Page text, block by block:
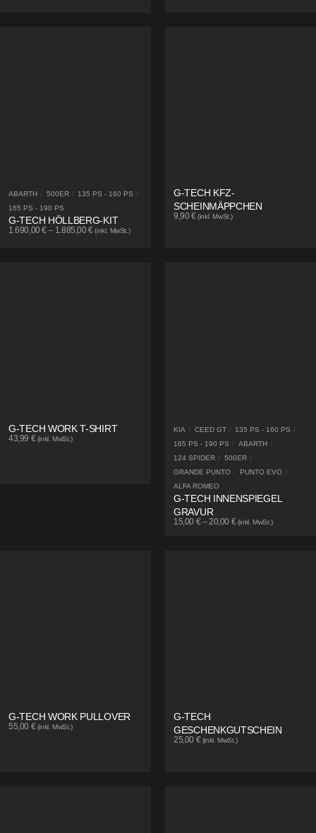
ABARTH / 500ER / 135 PS - 160 PS /
165 PS - 190 PS
G-TECH HÖLLBERG-KIT
1.690,00€ – 1.885,00€ (inkl. MwSt.)
G-TECH KFZ-
SCHEINMÄPPCHEN
9,90€ (inkl. MwSt.)
G-TECH WORK T-SHIRT
43,99 € (inkl. MwSt.)
KIA / CEED GT / 135 PS - 160 PS /
165 PS - 190 PS / ABARTH /
124 SPIDER / 500ER /
GRANDE PUNTO / PUNTO EVO /
ALFA ROMEO
G-TECH INNENSPIEGEL
GRAVUR
15,00 €– 20,00 € (inkl. MwSt.)
G-TECH WORK PULLOVER
55,00 € (inkl. MwSt.)
G-TECH
GESCHENKGUTSCHEIN
25,00 € (inkl. MwSt.)